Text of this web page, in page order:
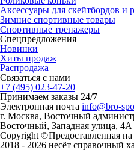
Аксессуары для скейтбордов и
Зимние спортивные товары
Спортивные тренажеры
Спецпредложения
Новинки
Хиты продаж
Распродажа
Связаться с нами
+7 (495) 023-47-20
Принимаем заказы 24/7
Электронная почта info@bro-
г. Москва, Восточный
Восточный, Западная улица, 4А
Copyright ©
2018 - 2026
Предоставленная
несёт справочный